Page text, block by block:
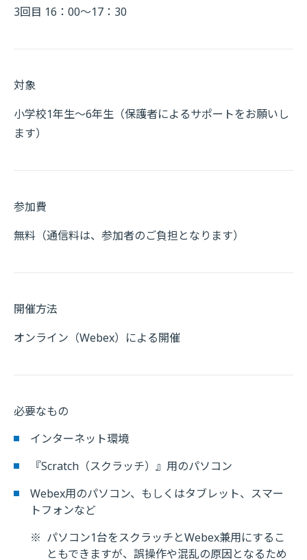
3回目 16：00～17：30
対象
小学校1年生～6年生（保護者によるサポートをお願いし
ます）
参加費
無料（通信料は、参加者のご負担となります）
開催方法
オンライン（Webex）による開催
必要なもの
インターネット環境
『Scratch（スクラッチ）』用のパソコン
Webex用のパソコン、もしくはタブレット、スマー
トフォンなど
※ パソコン1台をスクラッチとWebex兼用にするこ
ともできますが、誤操作や混乱の原因となるため